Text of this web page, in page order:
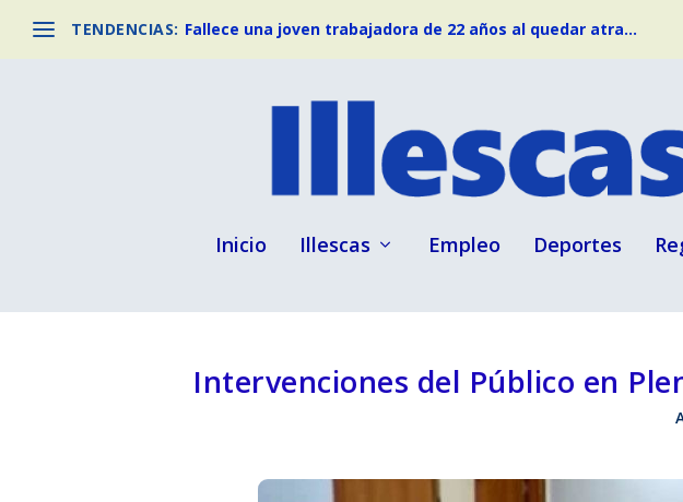
TENDENCIAS: Fallece una joven trabajadora de 22 años al quedar atra...
Inicio Illescas Empleo Deportes
Intervenciones del Público en